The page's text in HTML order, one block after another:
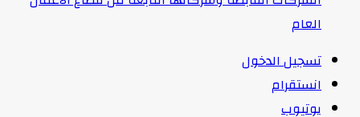
العام
تسجيل الدخول
انستقرام
يوتيوب